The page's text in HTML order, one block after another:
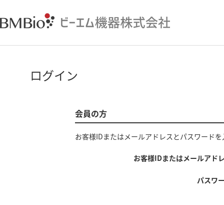
ログイン
会員の方
お客様IDまたはメールアドレス とパスワード
お客様IDまたはメールアド
パスワ